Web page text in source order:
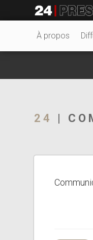
24Presse -
À propos
24 |